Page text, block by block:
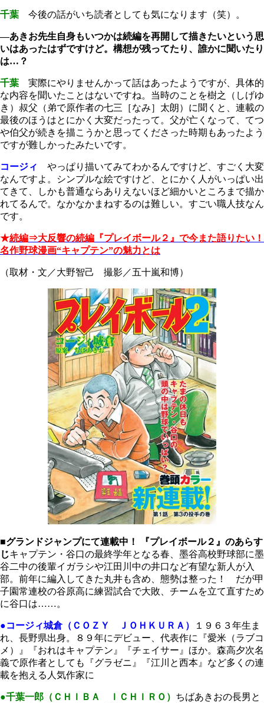
千葉 今後の話がいち読者としても気になります（笑）。
―あきお先生自身もいつかは続編を再開して描きたいという思
いはあったはずですけど。構想が残ってたり、誰かに聞いたり
は…？
千葉 実際にやりませんかって話はあったようですが、具体的
な内容を聞いたことはないですね。当時のことを樹之（しげゆ
き）叔父（弟で原作者の七三［なみ］太朗）に聞くと、連載の
最後のほうはとにかく大変だったって。父が亡くなって、てつ
や伯父が続きを描こうかと思ってくださった時期もあったよう
ですが難しかったみたいです。
コージィ
やっぱり描いてみてわかるんですけど、すごく大変
なんですよ。シンプルな絵ですけど、とにかく人がいっぱい出
てきて、しかも普通ならありえないほど細かいところまで描か
れてるんで。なかなかまねするのは難しい。すごい職人技なん
です。
★続編⇒大反響の続編『プレイボール２』で今また語りたい！
名作野球漫画“キャプテン”の魅力とは
（取材・文／大野智己 撮影／五十嵐和博）
■グランドジャンプにて連載中！ 『プレイボール２』のあらす
じキャプテン・谷口の最終学年となる春、墨谷高校野球部に墨
谷二中の後輩イガラシや江田川中の井口など有望な新人が入
部。前年に編入してきた丸井も含め、態勢は整った！ だが甲
子園常連校の谷原高に練習試合で大敗、チームを立て直すため
に谷口は……。
●コージィ城倉（ＣＯＺＹ ＪＯＨＫＵＲＡ）
１９６３年生ま
れ、長野県出身。８９年にデビュー、代表作に『愛米（ラブコ
メ）』『おれはキャプテン』『チェイサー』ほか。森高夕次名
義で原作者としても『グラゼニ』『江川と西本』など多くの連
載を抱える人気作家に
●千葉一郎（ＣＨＩＢＡ ＩＣＨＩＲＯ） ちばあきおの長男と